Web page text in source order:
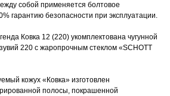
собой применяется болтовое
гарантию безопасности при эксплуатации.
Ковка 12 (220) укомплектована чугунной
220 с жаропрочным стеклом «SCHOTT
кожух «Ковка» изготовлен
полосы, покрашенной